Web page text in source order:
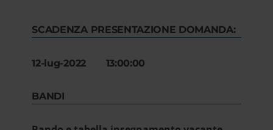
SCADENZA PRESENTAZIONE DOMANDA:
12-lug-2022 13:00:00
BANDI